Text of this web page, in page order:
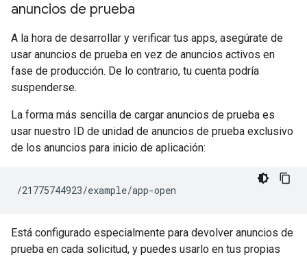
anuncios de prueba
A la hora de desarrollar y verificar tus apps, asegúrate de
usar anuncios de prueba en vez de anuncios activos en
fase de producción. De lo contrario, tu cuenta podría
suspenderse.
La forma más sencilla de cargar anuncios de prueba es
usar nuestro ID de unidad de anuncios de prueba exclusivo
de los anuncios para inicio de aplicación:
Está configurado especialmente para devolver anuncios de
prueba en cada solicitud, y puedes usarlo en tus propias